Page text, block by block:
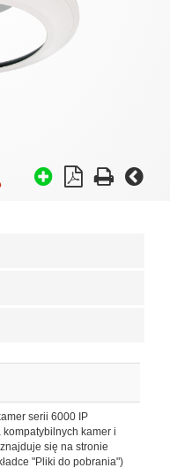
serii 6000 IP
kompatybilnych kamer i
się na stronie
"Pliki do pobrania")